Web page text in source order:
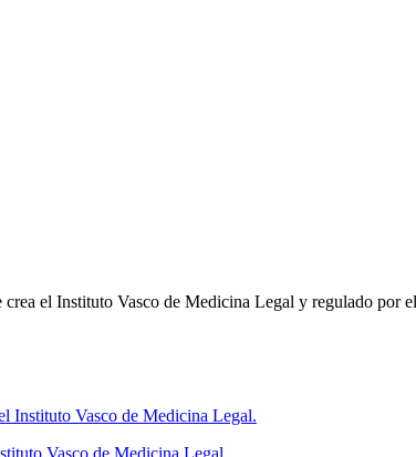
el Instituto Vasco de Medicina Legal y regulado por
Instituto Vasco de Medicina Legal.